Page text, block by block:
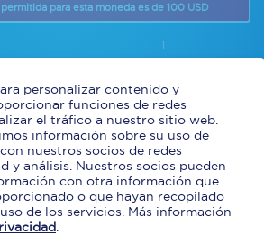
para esta moneda es de 100 USD
1
& Collect del día que recoja su moneda
y tarjetas de débito americanas
personalizar contenido y
funciones de redes
el tráfico a nuestro sitio web.
información sobre su uso de
nuestros socios de redes
y análisis. Nuestros socios pueden
con otra información que
o que hayan recopilado
de los servicios. Más información